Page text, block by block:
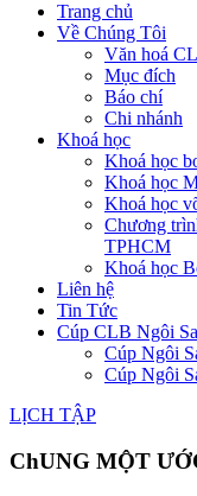
Trang chủ
Về Chúng Tôi
Văn hoá
Mục đích
Báo chí
Chi nhánh
Khoá học
Khoá học
Khoá học
Khoá học
Chương
TPHCM
Khoá học
Liên hệ
Tin Tức
Cúp CLB Ngôi
Cúp Ngôi
Cúp Ngôi
LỊCH TẬP
ChUNG MỘT